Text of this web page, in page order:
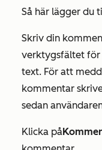
Så här lägger du
Skriv din
verktygsfältet
text. För att
kommentar
sedan
Klicka på